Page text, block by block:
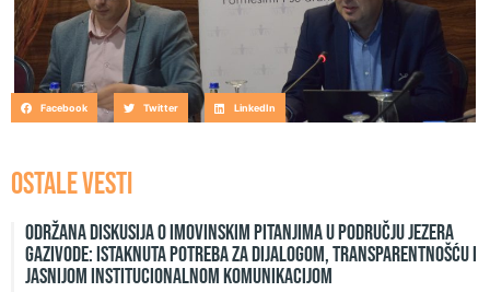
Facebook Twitter LinkedIn
OSTALE VESTI
Održana diskusija o imovinskim pitanjima u području jezera
Gazivode: Istaknuta potreba za dijalogom, transparentnošću i
jasnijom institucionalnom komunikacijom